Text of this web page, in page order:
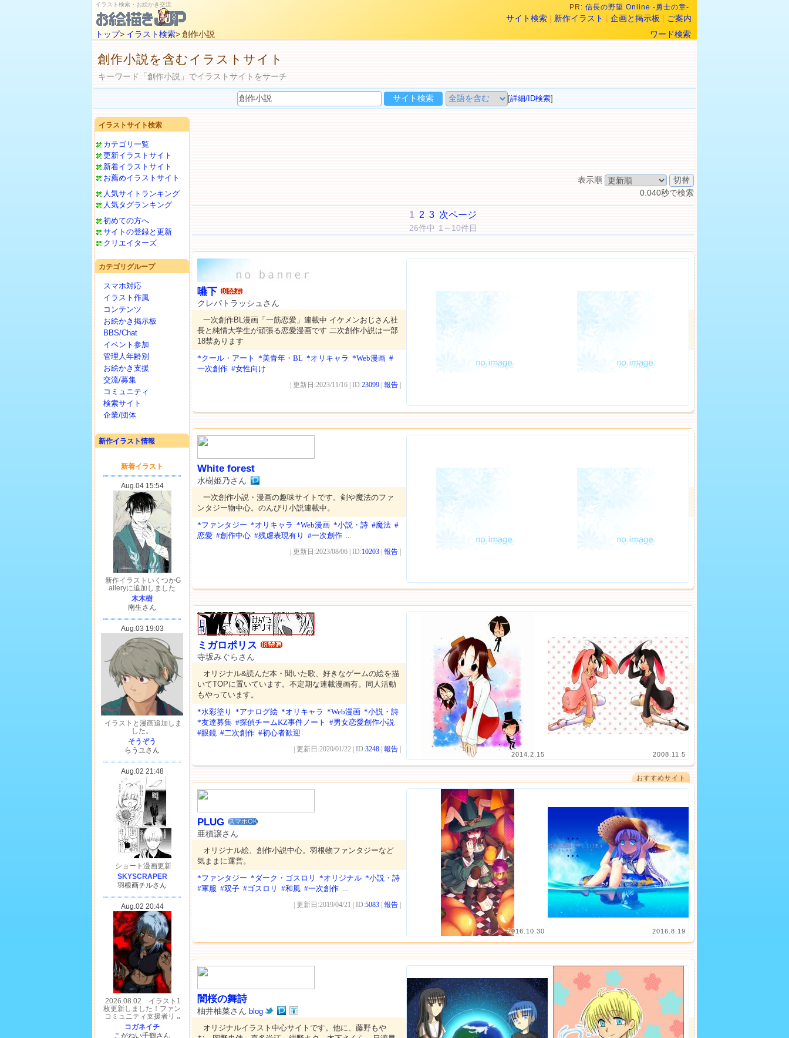
イラスト検索・お絵かき交流 PR: 信長の野望 Online -勇士の章-
サイト検索 | 新作イラスト | 企画と掲示板 | ご案内
トップ> イラスト検索> 創作小説 ワード検索
創作小説を含むイラストサイト
キーワード「創作小説」でイラストサイトをサーチ
[詳細/ID検索]
イラストサイト検索
カテゴリ一覧
更新イラストサイト
新着イラストサイト
お薦めイラストサイト
人気サイトランキング
人気タグランキング
初めての方へ
サイトの登録と更新
クリエイターズ
カテゴリグループ
スマホ対応
イラスト作風
コンテンツ
お絵かき掲示板
BBS/Chat
イベント参加
管理人年齢別
お絵かき支援
交流/募集
コミュニティ
検索サイト
企業/団体
新作イラスト情報
表示順
0.040秒で検索
1 2 3 次ページ
26件中 1～10件目
嚥下
クレパトラッシュさん
一次創作BL漫画「一筋恋愛」連載中 イケメンおじさん社
長と純情大学生が頑張る恋愛漫画です 二次創作小説は一部
18禁あります
*クール・アート *美青年・BL *オリキャラ *Web漫画 #
一次創作 #女性向け
| 更新日:2023/11/16 | ID:23099 報告
White forest
水樹姫乃さん
一次創作小説・漫画の趣味サイトです。剣や魔法のファ
ンタジー物中心。のんびり小説連載中。
*ファンタジー *オリキャラ *Web漫画 *小説・詩 #魔法 #
恋愛 #創作中心 #残虐表現有り #一次創作 ...
| 更新日:2023/08/06 | ID:10203 報告
2014.2.15 2008.11.5
ミガロポリス
寺坂みぐらさん
オリジナル&読んだ本・聞いた歌、好きなゲームの絵を描
いてTOPに置いています。不定期な連載漫画有。同人活動
もやっています。
*水彩塗り *アナログ絵 *オリキャラ *Web漫画 *小説・詩
*友達募集 #探偵チームKZ事件ノート #男女恋愛創作小説
#眼鏡 #二次創作 #初心者歓迎
| 更新日:2020/01/22 | ID:3248 報告
おすすめサイト
2016.10.30 2016.8.19
PLUG スマホOK
亜積譲さん
オリジナル絵、創作小説中心。羽根物ファンタジーなど
気ままに運営。
*ファンタジー *ダーク・ゴスロリ *オリジナル *小説・詩
#軍服 #双子 #ゴスロリ #和風 #一次創作 ...
| 更新日:2019/04/21 | ID:5083 報告
闇桜の舞詩
柚井柚菜さん blog
オリジナルイラスト中心サイトです。他に、藤野もや